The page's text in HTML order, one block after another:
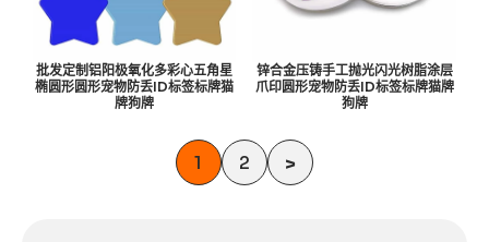
批发定制铝阳极氧化多彩心五角星
椭圆形圆形宠物防丢ID标签标牌猫
牌狗牌
锌合金压铸手工抛光闪光树脂涂层
爪印圆形宠物防丢ID标签标牌猫牌
狗牌
1 2 >